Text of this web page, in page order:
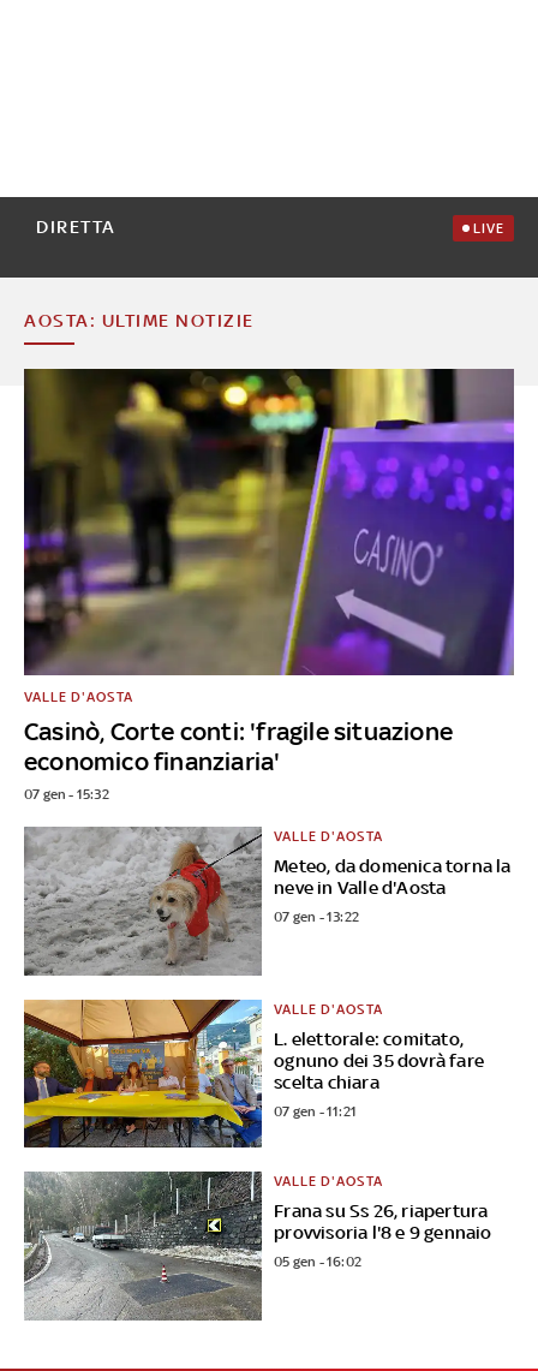
DIRETTA LIVE
AOSTA: ULTIME NOTIZIE
Casinò, Corte conti: 'fragile situazione
economico finanziaria'
VALLE D'AOSTA
07 gen - 15:32
Meteo, da domenica torna la
neve in Valle d'Aosta
VALLE D'AOSTA
07 gen - 13:22
L. elettorale: comitato,
ognuno dei 35 dovrà fare
scelta chiara
VALLE D'AOSTA
07 gen - 11:21
Frana su Ss 26, riapertura
provvisoria l'8 e 9 gennaio
VALLE D'AOSTA
05 gen - 16:02